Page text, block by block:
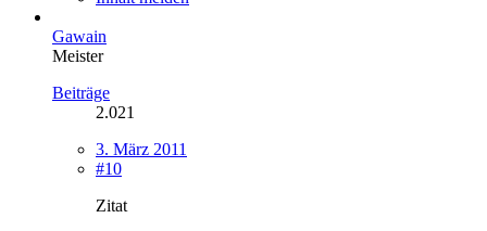
Gawain
Meister
Beiträge
2.021
3. März 2011
#10
Zitat